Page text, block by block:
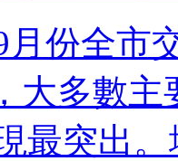
份全市
大多數
最突出